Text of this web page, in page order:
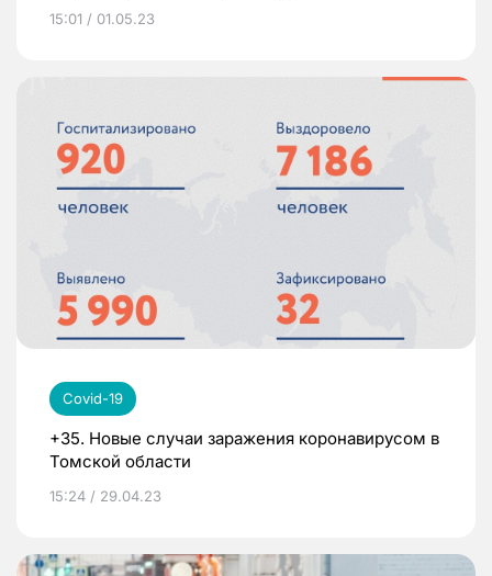
15:01 / 01.05.23
Covid-19
+35. Новые случаи заражения коронавирусом в
Томской области
15:24 / 29.04.23